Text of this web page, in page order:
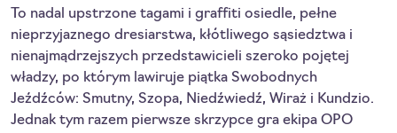
To nadal upstrzone tagami i graffiti osiedle, pełne
nieprzyjaznego dresiarstwa, kłótliwego sąsiedztwa i
nienajmądrzejszych przedstawicieli szeroko pojętej
władzy, po którym lawiruje piątka Swobodnych
Jeźdźców: Smutny, Szopa, Niedźwiedź, Wiraż i Kundzio.
Jednak tym razem pierwsze skrzypce gra ekipa OPO